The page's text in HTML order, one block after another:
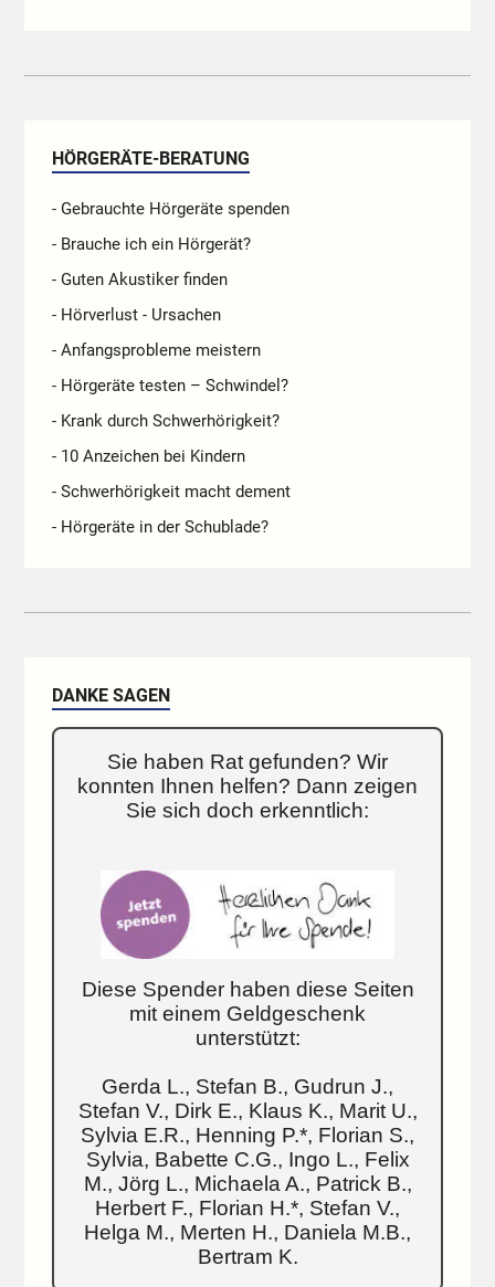
HÖRGERÄTE-BERATUNG
- Gebrauchte Hörgeräte spenden
- Brauche ich ein Hörgerät?
- Guten Akustiker finden
- Hörverlust - Ursachen
- Anfangsprobleme meistern
- Hörgeräte testen – Schwindel?
- Krank durch Schwerhörigkeit?
- 10 Anzeichen bei Kindern
- Schwerhörigkeit macht dement
- Hörgeräte in der Schublade?
DANKE SAGEN
Sie haben Rat gefunden? Wir
konnten Ihnen helfen? Dann zeigen
Sie sich doch erkenntlich:
Diese Spender haben diese Seiten
mit einem Geldgeschenk
unterstützt:
Gerda L., Stefan B., Gudrun J.,
Stefan V., Dirk E., Klaus K., Marit U.,
Sylvia E.R., Henning P.*, Florian S.,
Sylvia, Babette C.G., Ingo L., Felix
M., Jörg L., Michaela A., Patrick B.,
Herbert F., Florian H.*, Stefan V.,
Helga M., Merten H., Daniela M.B.,
Bertram K.